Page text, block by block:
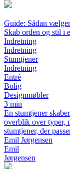
Guide: Sådan
Skab orden og stil i
Indretning
Indretning
Stumtjener
Indretning
Entré
Bolig
Designmøbler
3 min
En stumtjener
overblik over typer,
stumtjener, der
Emil Jørgensen
Emil
Jørgensen